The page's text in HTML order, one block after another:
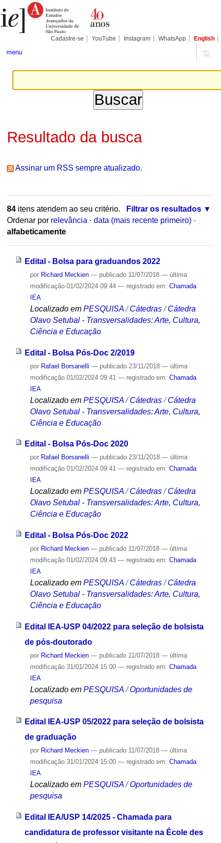
para
conteúdo.
Pessoais
Cadastre-se YouTube Instagram WhatsApp English
menu
Resultado da busca
Assinar um RSS sempre atualizado.
84itens atendem ao seu critério.
Filtrar os resultados
Ordenar por relevância · data (mais recente primeiro) ·
alfabeticamente
Edital - Bolsa para graduandos 2022
por Richard Meckien — publicado11/07/2018 — última
modificação01/02/2024 09:44 — registrado em: Chamada
IEA
Localizado em PESQUISA /Cátedras/Cátedra
Olavo Setubal - Transversalidades: Arte, Cultura,
Ciência e Educação
Edital - Bolsa Pós-Doc 2/2019
por Rafael Borsanelli — publicado23/11/2018 — última
modificação01/02/2024 09:41 — registrado em: Chamada
IEA
Localizado em PESQUISA /Cátedras/Cátedra
Olavo Setubal - Transversalidades: Arte, Cultura,
Ciência e Educação
Edital - Bolsa Pós-Doc 2020
por Rafael Borsanelli — publicado23/11/2018 — última
modificação01/02/2024 09:41 — registrado em: Chamada
IEA
Localizado em PESQUISA /Cátedras/Cátedra
Olavo Setubal - Transversalidades: Arte, Cultura,
Ciência e Educação
Edital - Bolsa Pós-Doc 2022
por Richard Meckien — publicado11/07/2018 — última
modificação01/02/2024 09:43 — registrado em: Chamada
IEA
Localizado em PESQUISA /Cátedras/Cátedra
Olavo Setubal - Transversalidades: Arte, Cultura,
Ciência e Educação
Edital IEA-USP 04/2022 para seleção de bolsista
de pós-doutorado
por Richard Meckien — publicado11/07/2018 — última
modificação31/01/2024 15:00 — registrado em: Chamada
IEA
Localizado em PESQUISA /Oportunidades de
pesquisa
Edital IEA-USP 05/2022 para seleção de bolsista
de graduação
por Richard Meckien — publicado11/07/2018 — última
modificação31/01/2024 15:00 — registrado em: Chamada
IEA
Localizado em PESQUISA /Oportunidades de
pesquisa
Edital IEA/USP 14/2025 - Chamada para
candidatura de professor visitante na École des